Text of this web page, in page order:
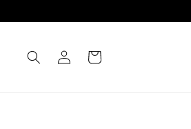
Iniciar
sesión
Carrito